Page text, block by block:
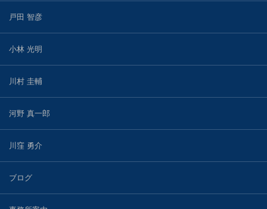
戸田 智彦
小林 光明
川村 圭輔
河野 真一郎
川窪 勇介
ブログ